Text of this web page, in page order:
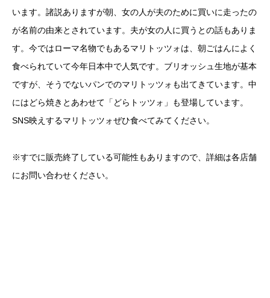
います。諸説ありますが朝、女の人が夫のために買いに走ったの
が名前の由来とされています。夫が女の人に買うとの話もありま
す。今ではローマ名物でもあるマリトッツォは、朝ごはんによく
食べられていて今年日本中で人気です。ブリオッシュ生地が基本
ですが、そうでないパンでのマリトッツォも出てきています。中
にはどら焼きとあわせて「どらトッツォ」も登場しています。
SNS映えするマリトッツォぜひ食べてみてください。
※すでに販売終了している可能性もありますので、詳細は各店舗
にお問い合わせください。